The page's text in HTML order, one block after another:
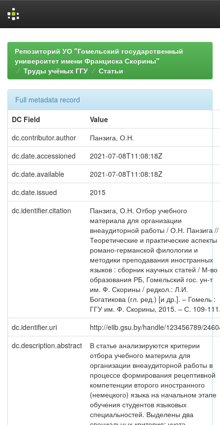
navigationРепозиторий УО "Гомельский государственный
университет имени Франциска Скорины"
Труды учёных ГГУ
Статьи
Full metadata record
DC Field
Value
dc.contributor.author
Панзига, О.Н.
dc.date.accessioned
2021-07-08T11:08:18Z
dc.date.available
2021-07-08T11:08:18Z
dc.date.issued
2015
dc.identifier.citation
Панзига, О.Н. Отбор учебного
материала для организации
внеаудиторной работы / О.Н. Панзига //
Теоретические и практические аспекты
романо-германской филологии и
методики преподавания иностранных
языков : сборник научных статей / М-во
образования РБ, Гомельский гос. ун-т
им. Ф. Скорины / редкол.: Л.И.
Богатикова (гл. ред.) [и др.]. – Гомель :
ГГУ им. Ф. Скорины, 2015. – С. 109-
dc.identifier.uri
http://elib.gsu.by/handle/123456789/
dc.description.abstract
В статье анализируются критерии
отбора учебного материла для
организации внеаудиторной работы в
процессе формирования рецептивной
компетенции второго иностранного
(немецкого) языка на начальном этапе
обучения студентов языковых
специальностей. Выделены два